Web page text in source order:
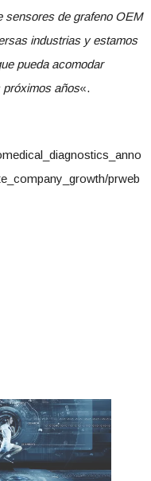
sensores de grafeno OEM
industrias y estamos
pueda acomodar
años«.
prweb